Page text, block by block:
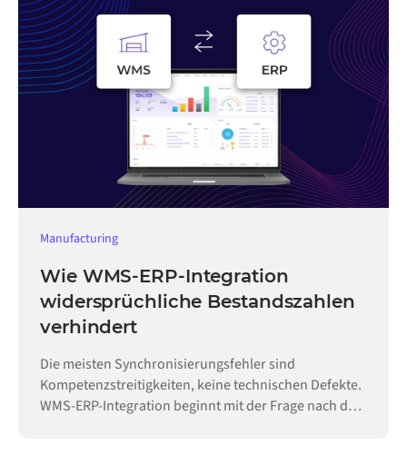
Manufacturing
Wie WMS-ERP-Integration
widersprüchliche Bestandszahlen
verhindert
Die meisten Synchronisierungsfehler sind
Kompetenzstreitigkeiten, keine technischen Defekte.
WMS-ERP-Integration beginnt mit der Frage nach der